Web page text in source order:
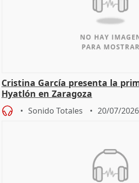
Cristina García presenta la
Hyatlón en Zaragoza
Sonido Totales 20/07/2026